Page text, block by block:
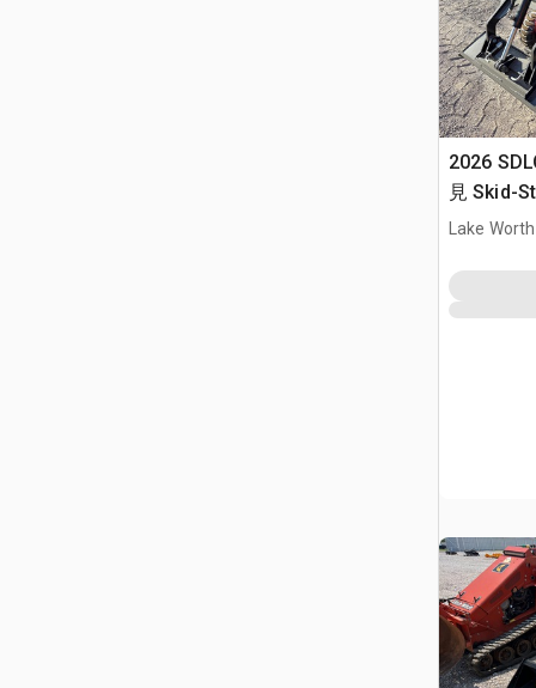
2026
見 Skid-
Lake